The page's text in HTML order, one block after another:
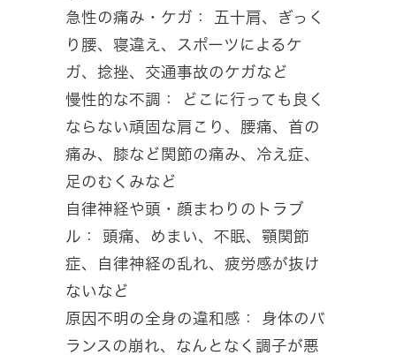
急性の痛み・ケガ： 五十肩、ぎっく
り腰、寝違え、スポーツによるケ
ガ、捻挫、交通事故のケガなど
慢性的な不調： どこに行っても良く
ならない頑固な肩こり、腰痛、首の
痛み、膝など関節の痛み、冷え症、
足のむくみなど
自律神経や頭・顔まわりのトラブ
ル： 頭痛、めまい、不眠、顎関節
症、自律神経の乱れ、疲労感が抜け
ないなど
原因不明の全身の違和感： 身体のバ
ランスの崩れ、なんとなく調子が悪